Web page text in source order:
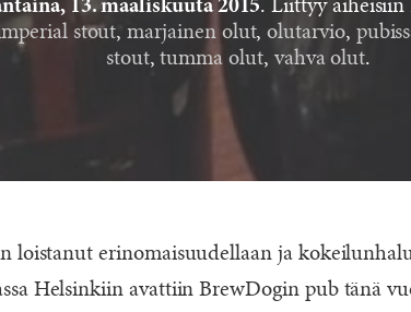
13. maaliskuuta 2015. Liittyy aiheisiin
stout,marjainen olut,olutarvio,
stout,tumma olut, vahva olut.
loistanut erinomaisuudellaan ja
Helsinkiin avattiin BrewDogin pub tänä